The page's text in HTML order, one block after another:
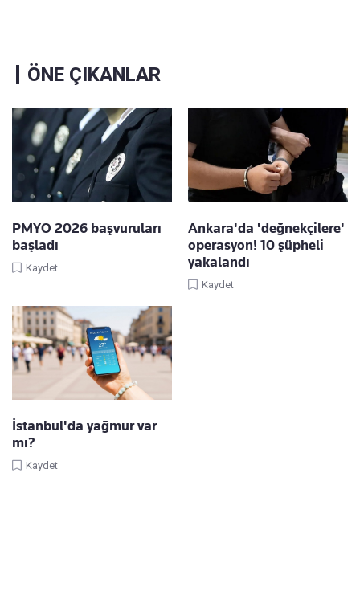
ÖNE ÇIKANLAR
PMYO 2026 başvuruları
başladı
Kaydet
Ankara'da 'değnekçilere'
operasyon! 10 şüpheli
yakalandı
Kaydet
İstanbul'da yağmur var
mı?
Kaydet